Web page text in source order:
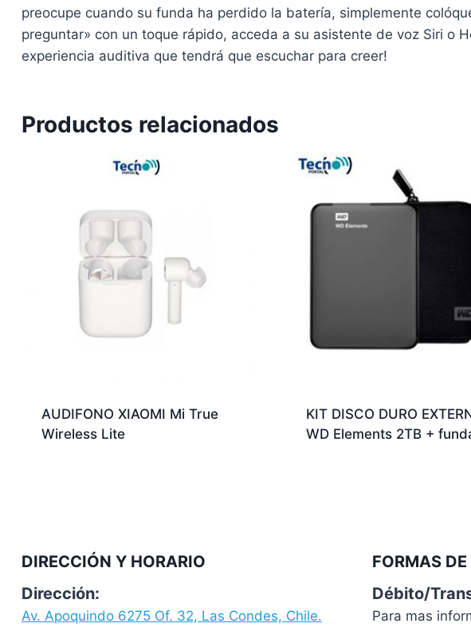
preocupe cuando su funda ha perdido la batería, simplemente
preguntar» con un toque rápido, acceda a su asistente de voz Siri o
experiencia auditiva que tendrá que escuchar para creer!
Productos relacionados
AUDIFONO XIAOMI Mi True
Wireless Lite
KIT DISCO DURO
WD Elements 2TB +
DIRECCIÓN Y HORARIO
Dirección:
Av. Apoquindo 6275 Of. 32, Las Condes, Chile.
FORMAS DE
Débito/
Para mas